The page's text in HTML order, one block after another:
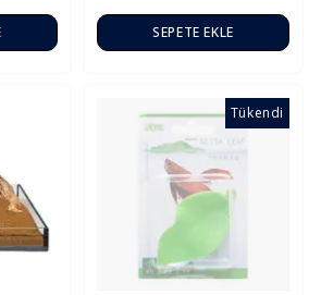
SEPETE EKLE
Tükendi